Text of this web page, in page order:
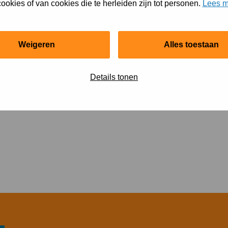
of van cookies die te herleiden zijn tot personen. Lees
Weigeren Alles toestaan
Details tonen